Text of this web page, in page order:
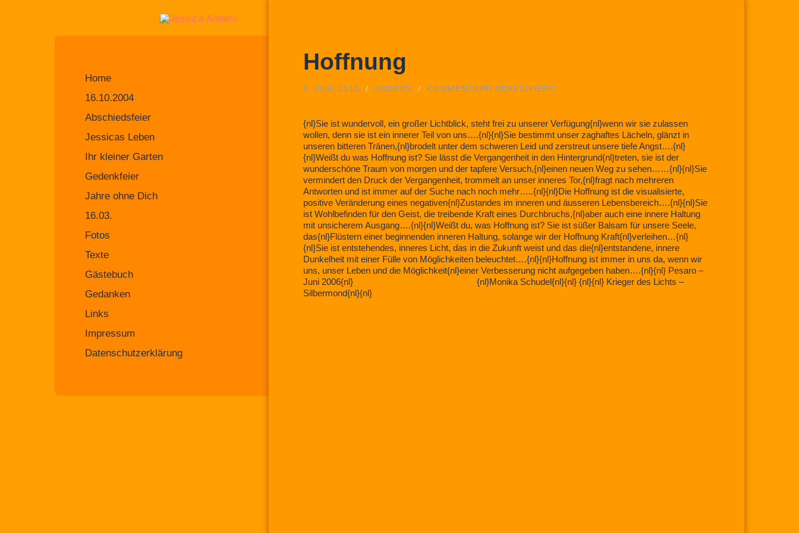
Home
16.10.2004
Abschiedsfeier
Jessicas Leben
Ihr kleiner Garten
Gedenkfeier
Jahre ohne Dich
16.03.
Fotos
Texte
Gästebuch
Gedanken
Links
Impressum
Datenschutzerklärung
Hoffnung
6. JUNI 2010 / ANDERS / KOMMENTARE DEAKTIVIERT
{nl}Sie ist wundervoll, ein großer Lichtblick, steht frei zu unserer Verfügung{nl}wenn wir sie zulassen
wollen, denn sie ist ein innerer Teil von uns….{nl}{nl}Sie bestimmt unser zaghaftes Lächeln, glänzt in
unseren bitteren Tränen,{nl}brodelt unter dem schweren Leid und zerstreut unsere tiefe Angst….{nl}
{nl}Weißt du was Hoffnung ist? Sie lässt die Vergangenheit in den Hintergrund{nl}treten, sie ist der
wunderschöne Traum von morgen und der tapfere Versuch,{nl}einen neuen Weg zu sehen……{nl}{nl}Sie
vermindert den Druck der Vergangenheit, trommelt an unser inneres Tor,{nl}fragt nach mehreren
Antworten und ist immer auf der Suche nach noch mehr…..{nl}{nl}Die Hoffnung ist die visualisierte,
positive Veränderung eines negativen{nl}Zustandes im inneren und äusseren Lebensbereich….{nl}{nl}Sie
ist Wohlbefinden für den Geist, die treibende Kraft eines Durchbruchs,{nl}aber auch eine innere Haltung
mit unsicherem Ausgang….{nl}{nl}Weißt du, was Hoffnung ist? Sie ist süßer Balsam für unsere Seele,
das{nl}Flüstern einer beginnenden inneren Haltung, solange wir der Hoffnung Kraft{nl}verleihen…{nl}
{nl}Sie ist entstehendes, inneres Licht, das in die Zukunft weist und das die{nl}entstandene, innere
Dunkelheit mit einer Fülle von Möglichkeiten beleuchtet….{nl}{nl}Hoffnung ist immer in uns da, wenn wir
uns, unser Leben und die Möglichkeit{nl}einer Verbesserung nicht aufgegeben haben….{nl}{nl} Pesaro –
Juni 2006{nl} {nl}Monika Schudel{nl}{nl} {nl}{nl} Krieger des Lichts –
Silbermond{nl}{nl}